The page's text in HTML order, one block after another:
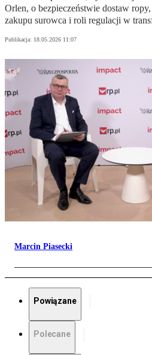
Orlen, o bezpieczeństwie dostaw
zakupu surowca i roli regulacji w
Publikacja: 18.05.2026 11:07
Marcin Piasecki
Powiązane
Polecane